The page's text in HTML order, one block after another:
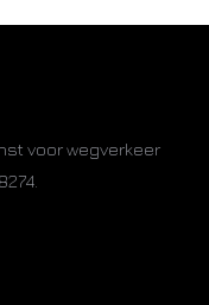
voor wegverkeer